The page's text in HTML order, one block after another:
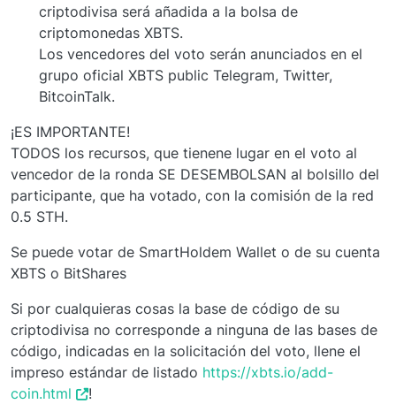
criptodivisa será añadida a la bolsa de
criptomonedas XBTS.
Los vencedores del voto serán anunciados en el
grupo oficial XBTS public Telegram, Twitter,
BitcoinTalk.
¡ES IMPORTANTE!
TODOS los recursos, que tienene lugar en el voto al
vencedor de la ronda SE DESEMBOLSAN al bolsillo del
participante, que ha votado, con la comisión de la red
0.5 STH.
Se puede votar de SmartHoldem Wallet o de su cuenta
XBTS o BitShares
Si por cualquieras cosas la base de código de su
criptodivisa no corresponde a ninguna de las bases de
código, indicadas en la solicitación del voto, llene el
impreso estándar de listado https://xbts.io/add-
coin.html
!